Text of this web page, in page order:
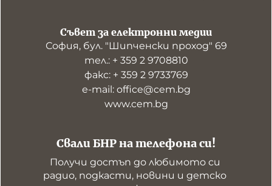
Свали БНР на телефона си!
Получи достъп до любимото си
радио, подкасти, новини и детско
Съвет за електронни медии
София, бул. "Шипченски проход" 69
тел.: + 359 2 9708810
факс: + 359 2 9733769
е-mail: office@cem.bg
www.cem.bg